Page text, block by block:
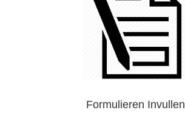
Formulieren Invullen